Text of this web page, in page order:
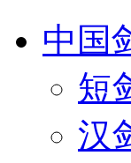
中国
短
汉